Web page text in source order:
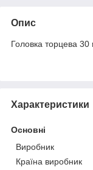
Опис
Головка торцева
Характеристики
Основні
Виробник
Країна виробник